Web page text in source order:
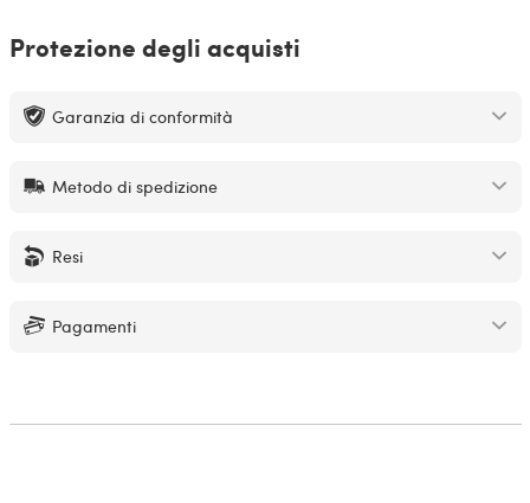
Protezione degli acquisti
Garanzia di conformità
Metodo di spedizione
Resi
Pagamenti